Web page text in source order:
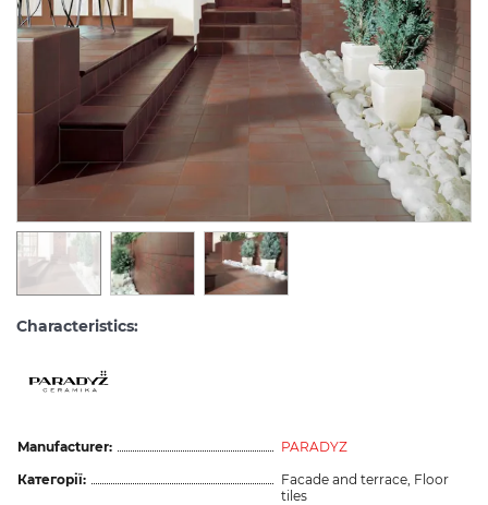
Characteristics:
Manufacturer:
PARADYZ
Категорії:
Facade and terrace, Floor
tiles